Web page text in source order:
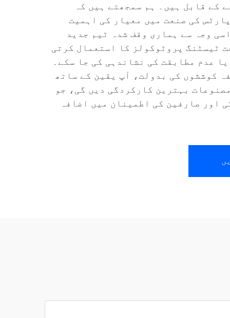
کے قابل ہیں۔ ہم سمجھتے ہیں کہ
کی صنعت میں معیار کی اہمیت
وجہ سے ہماری وقف شدہ ٹیم جدید
ٹیسٹنگ پروٹوکولز کا استعمال کرتی
عدم مطابقت کی نشاندہی کی جا سکے۔
کوششوں کی بدولت، آپ یقین کے ساتھ
بہترین کارکردگی دیں گی، جو
اور صارفین کی اطمینان میں اضافہ